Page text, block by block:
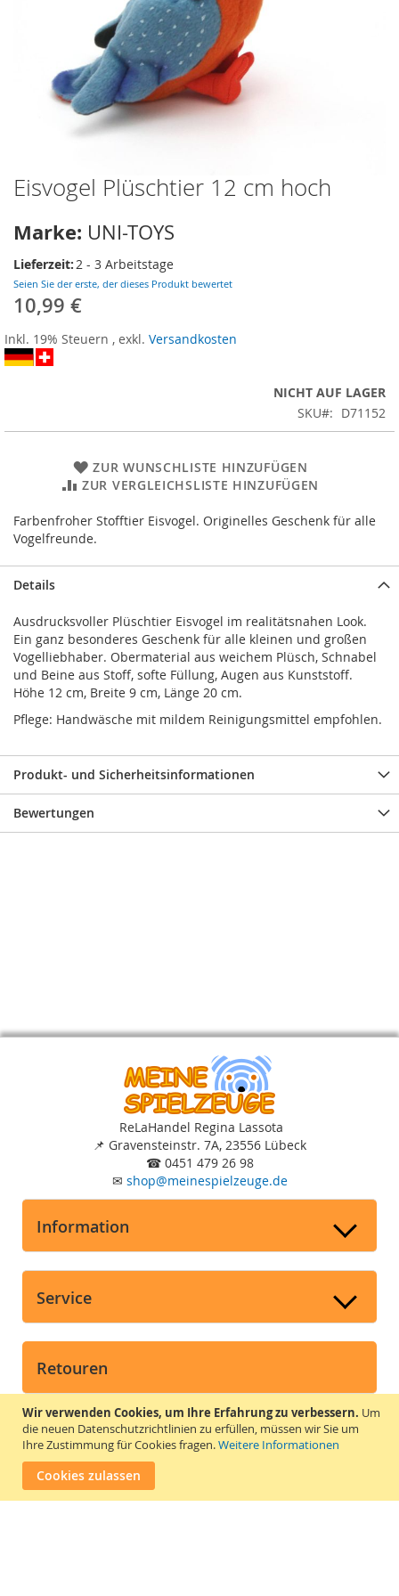
Wir verwenden Cookies, um Ihre Erfahrung zu verbessern. Um
die neuen Datenschutzrichtlinien zu erfüllen, müssen wir Sie um
Ihre Zustimmung für Cookies fragen.Weitere Informationen
Cookies zulassen
Zum
Anfang
Bildergalerie
Eisvogel Plüschtier 12 cm hoch
Marke: UNI-TOYS
Lieferzeit:2 - 3 Arbeitstage
Seien Sie der erste, der dieses Produkt bewertet
10,99 €
Inkl. 19% Steuern , exkl. Versandkosten
NICHT AUF LAGER
SKU
D71152
ZUR WUNSCHLISTE HINZUFÜGEN
ZUR VERGLEICHSLISTE HINZUFÜGEN
Farbenfroher Stofftier Eisvogel. Originelles Geschenk für alle
Vogelfreunde.
Details
Ausdrucksvoller Plüschtier Eisvogel im realitätsnahen Look.
Ein ganz besonderes Geschenk für alle kleinen und großen
Vogelliebhaber. Obermaterial aus weichem Plüsch, Schnabel
und Beine aus Stoff, softe Füllung, Augen aus Kunststoff.
Höhe 12 cm, Breite 9 cm, Länge 20 cm.
Pflege: Handwäsche mit mildem Reinigungsmittel empfohlen.
Produkt- und Sicherheitsinformationen
Bewertungen
ReLaHandel Regina Lassota
📌 Gravensteinstr. 7A, 23556 Lübeck
☎ 0451 479 26 98
✉ shop@meinespielzeuge.de
Information
Service
Retouren
➤Widerruf und Retouren
➤Widerrufsrecht
➤Widerrufsformular
Vertrag widerrufen